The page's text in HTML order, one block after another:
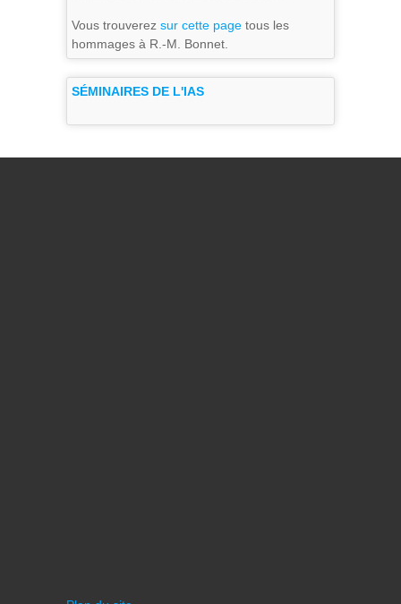
Vous trouverez sur cette page tous les
hommages à R.-M. Bonnet.
SÉMINAIRES DE L'IAS